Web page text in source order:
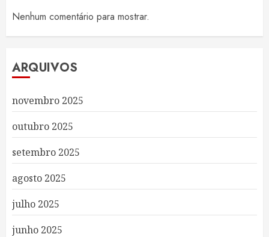
Nenhum comentário para mostrar.
ARQUIVOS
novembro 2025
outubro 2025
setembro 2025
agosto 2025
julho 2025
junho 2025